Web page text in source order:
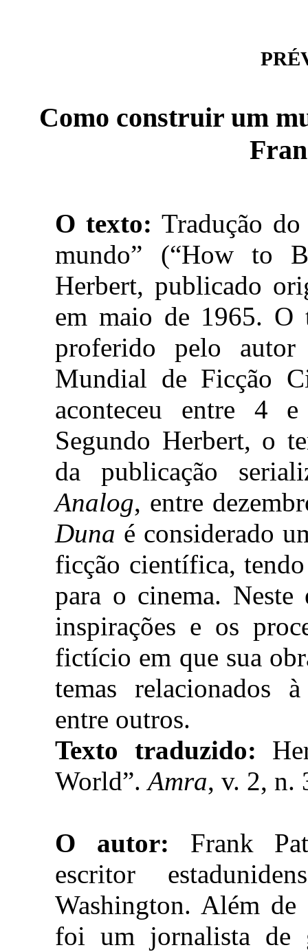
Como construir um
O texto: Tradução
mundo” (“How to
Herbert, publicado
em maio de 1965. O
proferido pelo autor
Mundial de Ficção
aconteceu entre 4
Segundo Herbert, o
da publicação
Analog, entre
Duna é considerado
ficção científica,
para o cinema. Neste
inspirações e os
fictício em que sua
temas relacionados
entre outros.
Texto traduzido:
World”.Amra, v. 2, n.
O autor: Frank
escritor
Washington. Além
foi um jornalista de